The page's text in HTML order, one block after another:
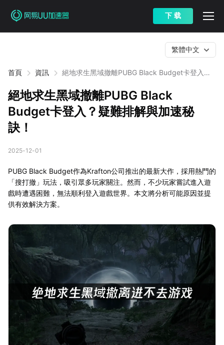
下 载
首頁 資訊
絕地求生黑域撤離PUBG Black Budget卡登入？
繁體中文
絕地求生黑域撤離PUBG Black
Budget卡登入？疑難排解與加速秘
訣！
2025-12-01
PUBG Black Budget作為Krafton公司推出的最新大作，採用熱門的
「搜打撤」玩法，吸引眾多玩家關注。然而，不少玩家嘗試進入遊
戲時遭遇困難，無法順利登入遊戲世界。本文將分析可能原因並提
供有效解決方案。